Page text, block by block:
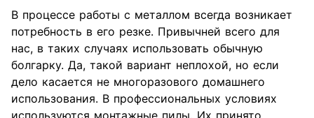
В процессе работы с металлом всегда возникает
потребность в его резке. Привычней всего для
нас, в таких случаях использовать обычную
болгарку. Да, такой вариант неплохой, но если
дело касается не многоразового домашнего
использования. В профессиональных условиях
используются монтажные пилы. Их принято